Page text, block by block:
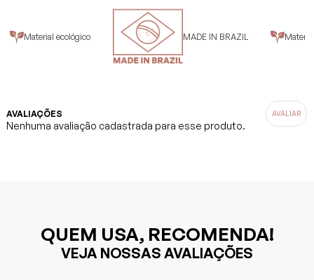
Material ecológico MADE IN BRAZIL Material
AVALIAÇÕES
Nenhuma avaliação cadastrada para esse produto.
QUEM USA, RECOMENDA!
VEJA NOSSAS AVALIAÇÕES